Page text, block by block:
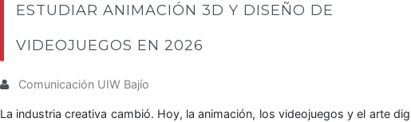
ESTUDIAR ANIMACIÓN 3D Y DISEÑO DE
VIDEOJUEGOS EN 2026
Comunicación UIW Bajío
La industria creativa cambió. Hoy, la animación, los videojuegos y el arte